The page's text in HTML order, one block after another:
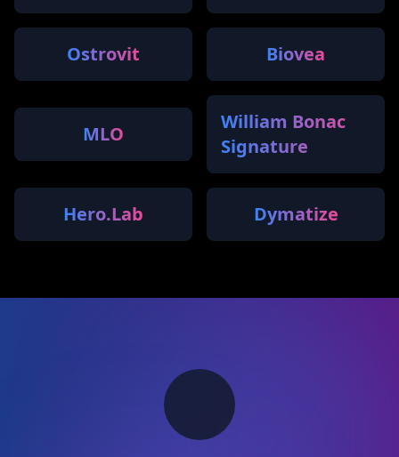
Ostrovit Biovea
MLO
William Bonac
Signature
Hero.Lab Dymatize